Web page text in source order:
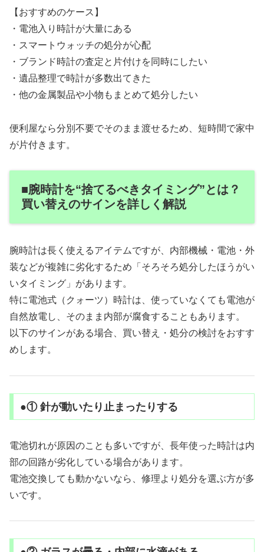
【おすすめのケース】
・電池入り時計が大量にある
・スマートウォッチの処分が心配
・ブランド時計の査定と片付けを同時にしたい
・遺品整理で時計が多数出てきた
・他の金属製品や小物もまとめて処分したい
便利屋なら分別不要でそのまま渡せるため、短時間で家中
が片付きます。
■腕時計を“捨てるべきタイミング”とは？
買い替えのサインを詳しく解説
腕時計は長く使えるアイテムですが、内部機械・電池・外
装などが複雑に劣化するため「そろそろ処分したほうがい
いタイミング」があります。
特に電池式（クォーツ）時計は、使っていなくても電池が
自然放電し、そのまま内部が腐食することもあります。
以下のサインがある場合、買い替え・処分の検討をおすす
めします。
●① 針が動いたり止まったりする
電池切れが原因のことも多いですが、長年使った時計は内
部の回路が劣化している場合があります。
電池交換しても動かないなら、修理より処分を選ぶ方が多
いです。